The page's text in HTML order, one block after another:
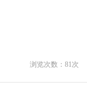
浏览次数： 81 次